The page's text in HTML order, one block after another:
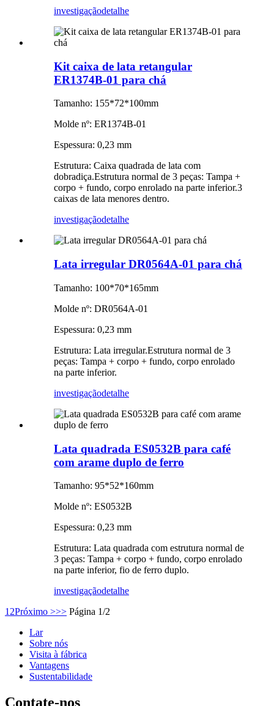
investigaçãodetalhe
Kit caixa de lata retangular
ER1374B-01 para chá
Tamanho: 155*72*100mm
Molde nº: ER1374B-01
Espessura: 0,23 mm
Estrutura: Caixa quadrada de lata com
dobradiça.Estrutura normal de 3 peças: Tampa +
corpo + fundo, corpo enrolado na parte inferior.3
caixas de lata menores dentro.
investigaçãodetalhe
Lata irregular DR0564A-01 para chá
Tamanho: 100*70*165mm
Molde nº: DR0564A-01
Espessura: 0,23 mm
Estrutura: Lata irregular.Estrutura normal de 3
peças: Tampa + corpo + fundo, corpo enrolado
na parte inferior.
investigaçãodetalhe
Lata quadrada ES0532B para café
com arame duplo de ferro
Tamanho: 95*52*160mm
Molde nº: ES0532B
Espessura: 0,23 mm
Estrutura: Lata quadrada com estrutura normal de
3 peças: Tampa + corpo + fundo, corpo enrolado
na parte inferior, fio de ferro duplo.
investigaçãodetalhe
1 2Próximo >>> Página 1/2
Lar
Sobre nós
Visita à fábrica
Vantagens
Sustentabilidade
Contate-nos